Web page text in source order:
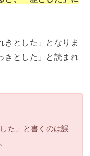
きとした」となりま
きとした」と読まれ
た」と書くのは誤